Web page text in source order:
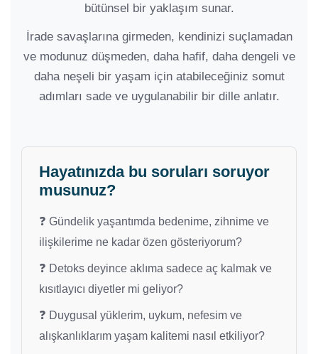
bütünsel bir yaklaşım sunar.
İrade savaşlarına girmeden, kendinizi suçlamadan
ve modunuz düşmeden, daha hafif, daha dengeli ve
daha neşeli bir yaşam için atabileceğiniz somut
adımları sade ve uygulanabilir bir dille anlatır.
Hayatınızda bu soruları soruyor
musunuz?
❓ Gündelik yaşantımda bedenime, zihnime ve
ilişkilerime ne kadar özen gösteriyorum?
❓ Detoks deyince aklıma sadece aç kalmak ve
kısıtlayıcı diyetler mi geliyor?
❓ Duygusal yüklerim, uykum, nefesim ve
alışkanlıklarım yaşam kalitemi nasıl etkiliyor?